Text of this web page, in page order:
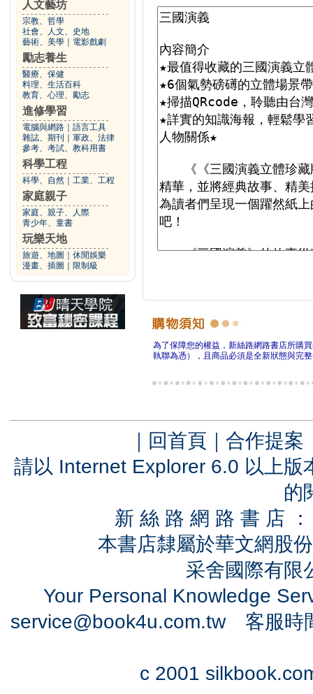
人文藝坊
宗教、哲學
社會、人文、史地
藝術、美學
電影戲劇
勵志養生
醫療、保健
料理、生活百科
教育、心理、勵志
進修學習
電腦與網路
語言工具
雜誌、期刊
軍政、法律
參考、考試、教科用書
科學工程
科學、自然 工業、工程
家庭親子
家庭、親子、人際
青少年、童書
玩樂天地
旅遊、地圖
休閒娛樂
漫畫、插圖
限制級
為了保障您的權益，新絲路網路書店所購
執聯為憑），且商品必須是全新狀態與完
｜ 回首頁 ｜ 合作提案
請以 Internet Explorer 6.0 以上
的
新 絲 路 網 路 書 店
本書店隸屬於華文網股
采舍國際有
Your Personal Knowledge
service@book4u.com.tw客服時
c 2001